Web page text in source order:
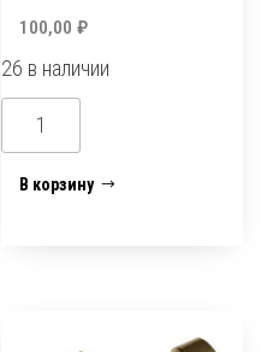
100,00₽
26 в наличии
Количество
товара
Штуцер
В корзину